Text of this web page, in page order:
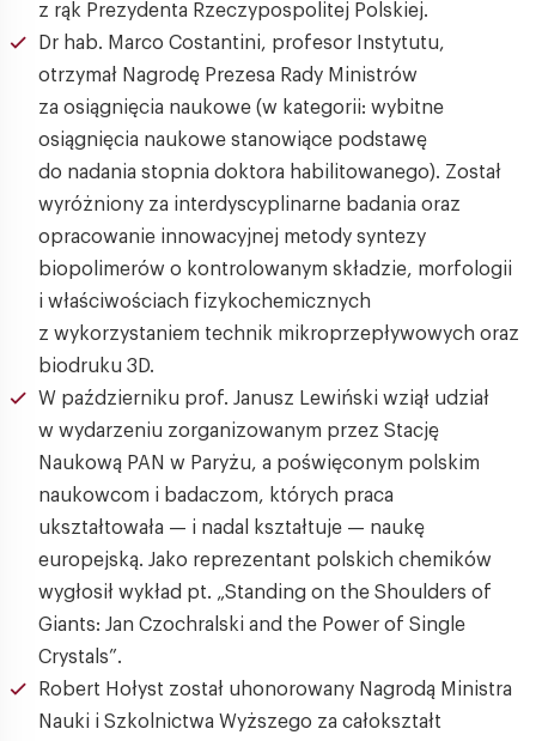
z rąk Prezydenta Rzeczypospolitej Polskiej.
Dr hab. Marco Costantini, profesor Instytutu,
otrzymał Nagrodę Prezesa Rady Ministrów
za osiągnięcia naukowe (w kategorii: wybitne
osiągnięcia naukowe stanowiące podstawę
do nadania stopnia doktora habilitowanego). Został
wyróżniony za interdyscyplinarne badania oraz
opracowanie innowacyjnej metody syntezy
biopolimerów o kontrolowanym składzie, morfologii
i właściwościach fizykochemicznych
z wykorzystaniem technik mikroprzepływowych oraz
biodruku 3D.
W październiku prof. Janusz Lewiński wziął udział
w wydarzeniu zorganizowanym przez Stację
Naukową PAN w Paryżu, a poświęconym polskim
naukowcom i badaczom, których praca
ukształtowała — i nadal kształtuje — naukę
europejską. Jako reprezentant polskich chemików
wygłosił wykład pt. „Standing on the Shoulders of
Giants: Jan Czochralski and the Power of Single
Crystals”.
Robert Hołyst został uhonorowany Nagrodą Ministra
Nauki i Szkolnictwa Wyższego za całokształt